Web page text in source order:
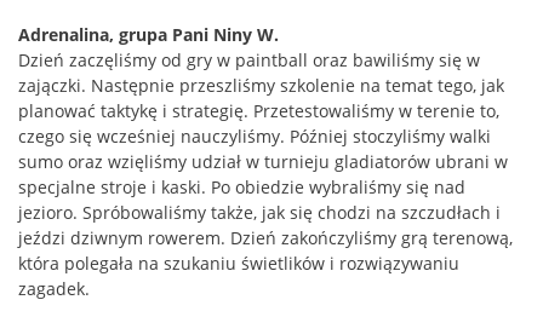
Adrenalina, grupa Pani Niny W.
Dzień zaczęliśmy od gry w paintball oraz bawiliśmy się w
zajączki. Następnie przeszliśmy szkolenie na temat tego, jak
planować taktykę i strategię. Przetestowaliśmy w terenie to,
czego się wcześniej nauczyliśmy. Później stoczyliśmy walki
sumo oraz wzięliśmy udział w turnieju gladiatorów ubrani w
specjalne stroje i kaski. Po obiedzie wybraliśmy się nad
jezioro. Spróbowaliśmy także, jak się chodzi na szczudłach i
jeździ dziwnym rowerem. Dzień zakończyliśmy grą terenową,
która polegała na szukaniu świetlików i rozwiązywaniu
zagadek.